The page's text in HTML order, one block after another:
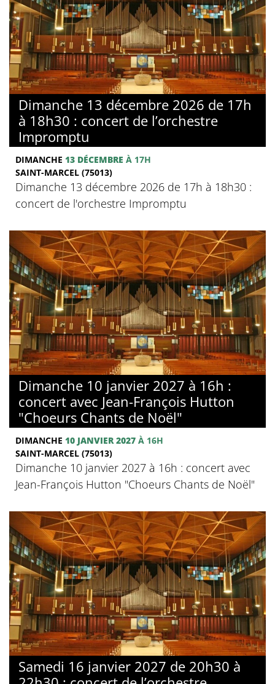
Dimanche 13 décembre 2026 de 17h
à 18h30 : concert de l’orchestre
Impromptu
DIMANCHE 13 DÉCEMBRE À 17H
SAINT-MARCEL (75013)
Dimanche 13 décembre 2026 de 17h à 18h30 :
concert de l'orchestre Impromptu
Dimanche 10 janvier 2027 à 16h :
concert avec Jean-François Hutton
"Choeurs Chants de Noël"
DIMANCHE 10 JANVIER 2027 À 16H
SAINT-MARCEL (75013)
Dimanche 10 janvier 2027 à 16h : concert avec
Jean-François Hutton "Choeurs Chants de Noël"
Samedi 16 janvier 2027 de 20h30 à